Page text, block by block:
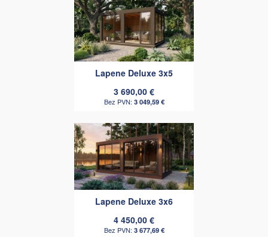
Lapene Deluxe 3x5
3 690,00 €
3 049,59 €
Lapene Deluxe 3x6
4 450,00 €
3 677,69 €